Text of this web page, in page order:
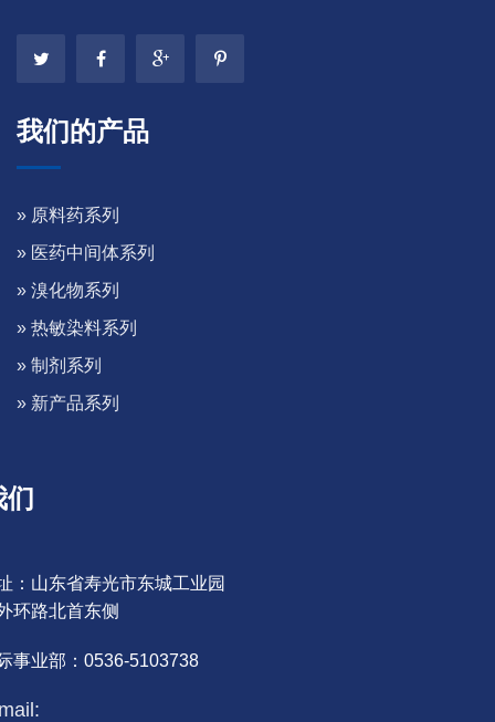
我们的产品
» 原料药系列
» 医药中间体系列
» 溴化物系列
» 热敏染料系列
» 制剂系列
» 新产品系列
：山东省寿光市东城工业园
环路北首东侧
事业部：0536-5103738